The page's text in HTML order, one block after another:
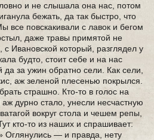
и не слышала она нас, потом
бежать, да так быстро, что
все повскакивали с лавок и бегом
даже травы примятой не
Ивановской который, разглядел у
будто, стоит себе и на нас
за ужин обратно сели. Как сели,
аж зеленой плесенью покрылся.
страшно. Кто-то в голос на
дурно стало, унесли несчастную
вокруг стола и чешем репы,
кто-то из наших и спрашивает:
Оглянулись — и правда, нету